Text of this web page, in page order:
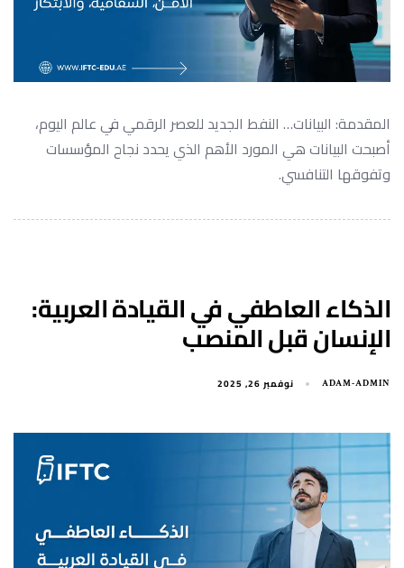
المقدمة: البيانات… النفط الجديد للعصر الرقمي في عالم اليوم،
أصبحت البيانات هي المورد الأهم الذي يحدد نجاح المؤسسات
وتفوقها التنافسي.
الذكاء العاطفي في القيادة العربية:
الإنسان قبل المنصب
ADAM-ADMIN نوفمبر 26, 2025